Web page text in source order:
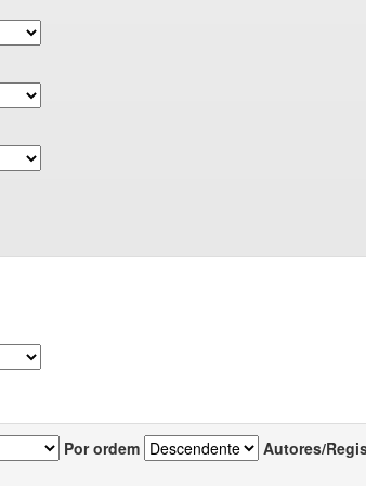
Por ordem Autores/